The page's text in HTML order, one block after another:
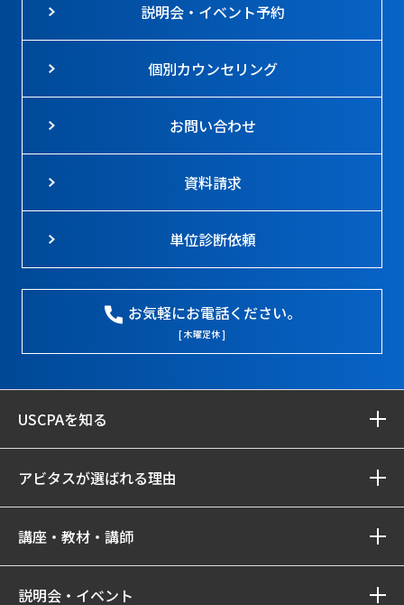
説明会・イベント予約
個別カウンセリング
お問い合わせ
資料請求
単位診断依頼
お気軽にお電話ください。
[ 木曜定休 ]
USCPAを知る
アビタスが選ばれる理由
講座・教材・講師
説明会・イベント